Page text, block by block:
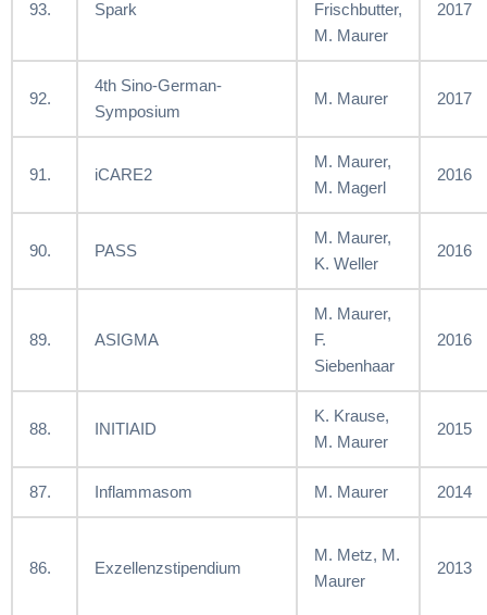
93. Spark
Frischbutter,
M. Maurer
2017
92.
4th Sino-German-
Symposium
M. Maurer 2017
91. iCARE2
M. Maurer,
M. Magerl
2016
90. PASS
M. Maurer,
K. Weller
2016
89. ASIGMA
M. Maurer,
F.
Siebenhaar
2016
88. INITIAID
K. Krause,
M. Maurer
2015
87. Inflammasom M. Maurer 2014
86. Exzellenzstipendium
M. Metz, M.
Maurer
2013